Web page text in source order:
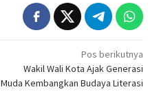
Pos berikutnya
Wakil Wali Kota Ajak Generasi
Muda Kembangkan Budaya Literasi